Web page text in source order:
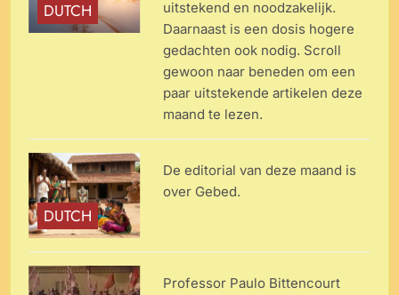
DUTCH
uitstekend en noodzakelijk.
Daarnaast is een dosis hogere
gedachten ook nodig. Scroll
gewoon naar beneden om een ​​
paar uitstekende artikelen deze
maand te lezen.
DUTCH
De editorial van deze maand is
over Gebed.
Professor Paulo Bittencourt